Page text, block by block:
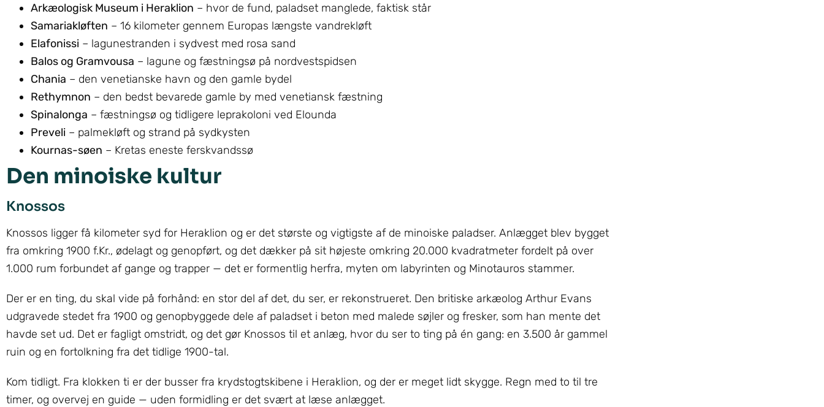
Arkæologisk Museum i Heraklion – hvor de fund, paladset manglede, faktisk står
Samariakløften – 16 kilometer gennem Europas længste vandrekløft
Elafonissi – lagunestranden i sydvest med rosa sand
Balos og Gramvousa – lagune og fæstningsø på nordvestspidsen
Chania – den venetianske havn og den gamle bydel
Rethymnon – den bedst bevarede gamle by med venetiansk fæstning
Spinalonga – fæstningsø og tidligere leprakoloni ved Elounda
Preveli – palmekløft og strand på sydkysten
Kournas-søen – Kretas eneste ferskvandssø
Den minoiske kultur
Knossos
Knossos ligger få kilometer syd for Heraklion og er det største og vigtigste af de minoiske paladser. Anlægget blev bygget
fra omkring 1900 f.Kr., ødelagt og genopført, og det dækker på sit højeste omkring 20.000 kvadratmeter fordelt på over
1.000 rum forbundet af gange og trapper — det er formentlig herfra, myten om labyrinten og Minotauros stammer.
Der er en ting, du skal vide på forhånd: en stor del af det, du ser, er rekonstrueret. Den britiske arkæolog Arthur Evans
udgravede stedet fra 1900 og genopbyggede dele af paladset i beton med malede søjler og fresker, som han mente det
havde set ud. Det er fagligt omstridt, og det gør Knossos til et anlæg, hvor du ser to ting på én gang: en 3.500 år gammel
ruin og en fortolkning fra det tidlige 1900-tal.
Kom tidligt. Fra klokken ti er der busser fra krydstogtskibene i Heraklion, og der er meget lidt skygge. Regn med to til tre
timer, og overvej en guide — uden formidling er det svært at læse anlægget.